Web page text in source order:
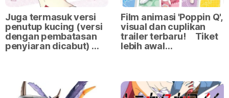
Juga termasuk versi
penutup kucing (versi
dengan pembatasan
penyiaran dicabut) …
Film animasi 'Poppin Q',
visual dan cuplikan
trailer terbaru! Tiket
lebih awal…